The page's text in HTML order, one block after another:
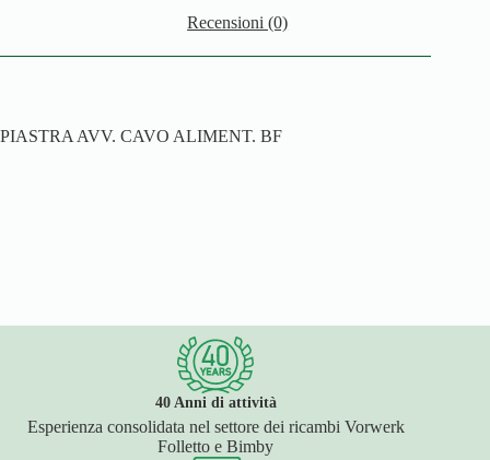
Recensioni (0)
PIASTRA AVV. CAVO ALIMENT. BF
40 Anni di attività
Esperienza consolidata nel settore dei ricambi Vorwerk
Folletto e Bimby